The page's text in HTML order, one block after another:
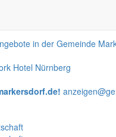
Hotel Nürnberg